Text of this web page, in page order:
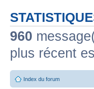
960
plus récent
Index du forum